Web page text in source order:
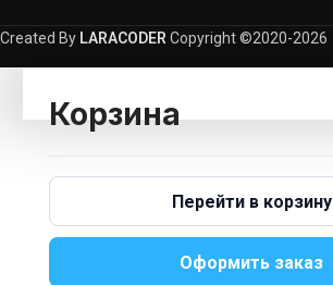
Created By LARACODERCopyright ©2020-2026
Корзина
Вернуться В Каталог
Перейти в корзину
Оформить заказ